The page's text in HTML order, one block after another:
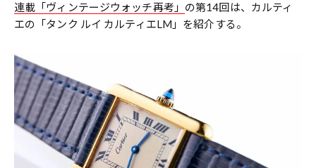
連載「ヴィンテージウォッチ再考」 の第14回は、カルティ
エの「タンク ルイ カルティエLM」を紹介する。